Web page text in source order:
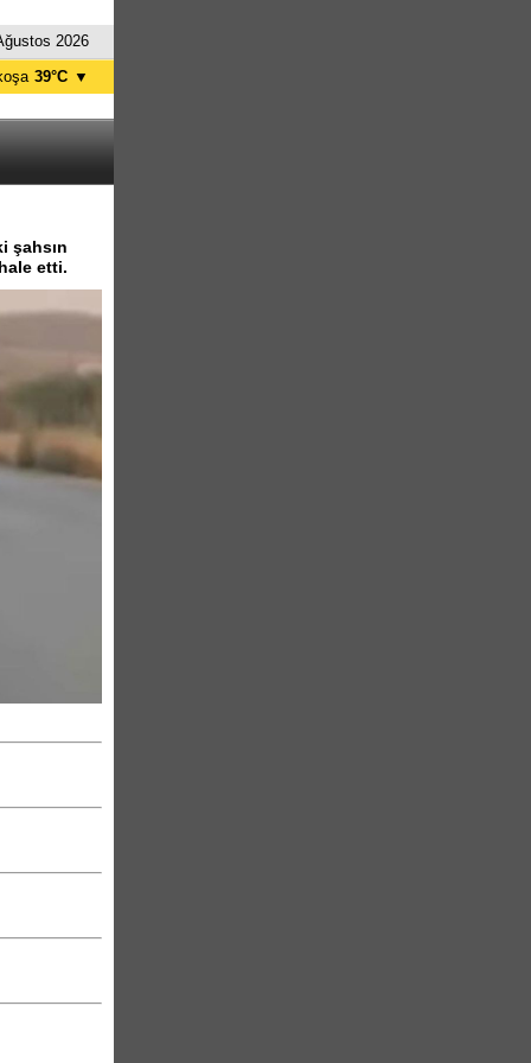
2026
39°C ▼
29°C
34°C
şahsın
etti.